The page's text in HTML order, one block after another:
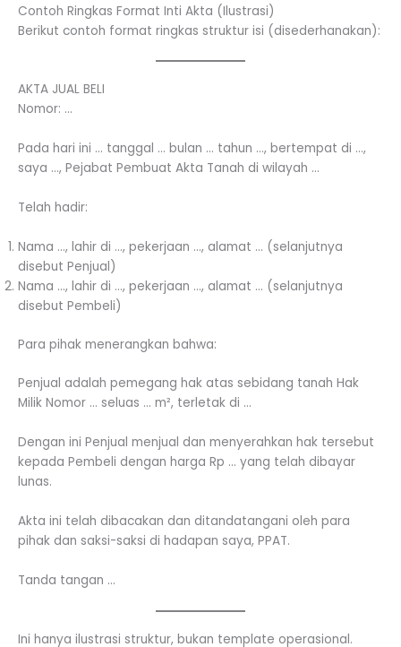
Contoh Ringkas Format Inti Akta (Ilustrasi)
Berikut contoh format ringkas struktur isi (disederhanakan):
AKTA JUAL BELI
Nomor: …
Pada hari ini … tanggal … bulan … tahun …, bertempat di …,
saya …, Pejabat Pembuat Akta Tanah di wilayah …
Telah hadir:
Nama …, lahir di …, pekerjaan …, alamat … (selanjutnya
disebut Penjual)
Nama …, lahir di …, pekerjaan …, alamat … (selanjutnya
disebut Pembeli)
Para pihak menerangkan bahwa:
Penjual adalah pemegang hak atas sebidang tanah Hak
Milik Nomor … seluas … m², terletak di …
Dengan ini Penjual menjual dan menyerahkan hak tersebut
kepada Pembeli dengan harga Rp … yang telah dibayar
lunas.
Akta ini telah dibacakan dan ditandatangani oleh para
pihak dan saksi-saksi di hadapan saya, PPAT.
Tanda tangan …
Ini hanya ilustrasi struktur, bukan template operasional.